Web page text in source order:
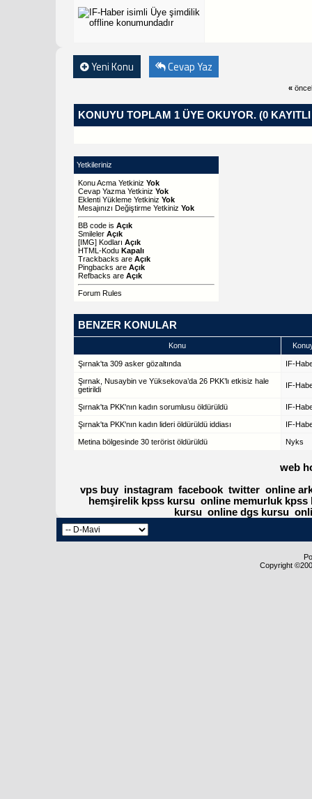
Yeni Konu Cevap Yaz
«
KONUYU TOPLAM 1 ÜYE OKUYOR.(0
Yetkileriniz
Konu Acma YetkinizYok
Cevap Yazma YetkinizYok
Eklenti Yükleme YetkinizYok
Mesajınızı Değiştirme YetkinizYok
BB code isAçık
Smileler Açık
[IMG] KodlarıAçık
HTML-KoduKapalı
Trackbacks areAçık
Pingbacks areAçık
Refbacks areAçık
Forum Rules
BENZER KONULAR
Konu
Şırnak'ta 309 asker gözaltında IF-
Şırnak, Nusaybin ve Yüksekova’da 26 PKK’lı etkisiz hale
getirildi
IF-
Şırnak'ta PKK'nın kadın sorumlusu öldürüldü IF-
Şırnak'ta PKK'nın kadın lideri öldürüldü iddiası IF-
Metina bölgesinde 30 terörist öldürüldü Nyks
web
vps buy instagram facebook twitter online
hemşirelik kpss kursu online memurluk kpss
kursu online dgs kursu
Copyright